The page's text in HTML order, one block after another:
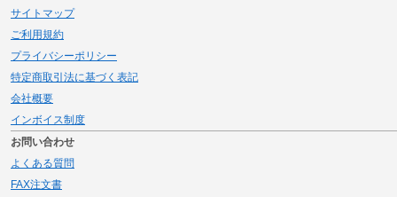
サイトマップ
ご利用規約
プライバシーポリシー
特定商取引法に基づく表記
会社概要
インボイス制度
お問い合わせ
よくある質問
FAX注文書